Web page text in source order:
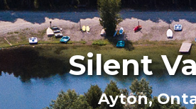
Silent
Ayton,